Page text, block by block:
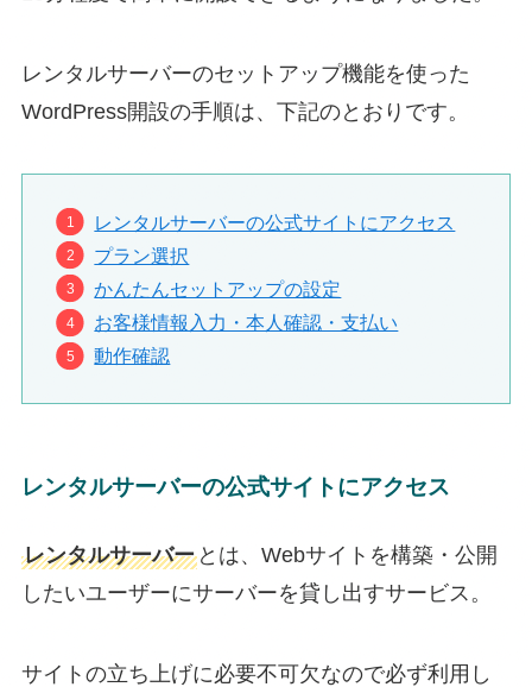
レンタルサーバーのセットアップ機能を使った
WordPress開設の手順は、下記のとおりです。
レンタルサーバーの公式サイトにアクセス
プラン選択
かんたんセットアップの設定
お客様情報入力・本人確認・支払い
動作確認
レンタルサーバーの公式サイトにアクセス
レンタルサーバーとは、Webサイトを構築・公開
したいユーザーにサーバーを貸し出すサービス。
サイトの立ち上げに必要不可欠なので必ず利用し